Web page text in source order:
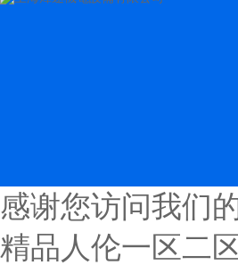
感谢您访问我们
精品人伦一区二